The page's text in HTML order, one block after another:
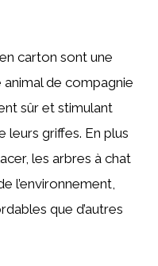
carton sont une
de compagnie
sûr et stimulant
leurs griffes. En plus
les arbres à chat
l’environnement,
que d’autres